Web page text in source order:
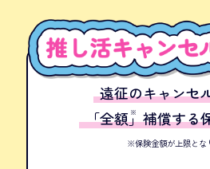
遠征のキャンセ
「全額」
※ 補償する
※保険金額が上限とな